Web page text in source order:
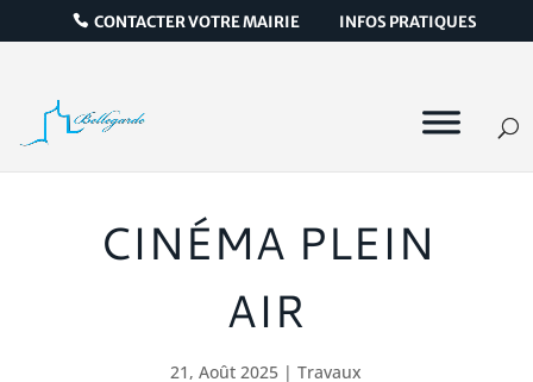
CONTACTER VOTRE MAIRIE INFOS PRATIQUES
CINÉMA PLEIN
AIR
21, Août 2025 |Travaux